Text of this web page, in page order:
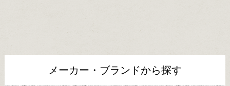
メーカー・ブランドから探す